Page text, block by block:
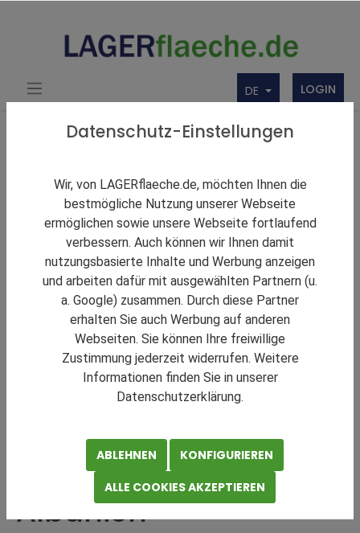
DE LOGIN
Themen Rund um Lager und LAGERflaeche.de
Gebrüder Weiss:
Neuer Standort in
Albanien
Datenschutz-Einstellungen
Wir, von LAGERflaeche.de, möchten Ihnen die
bestmögliche Nutzung unserer Webseite
ermöglichen sowie unsere Webseite fortlaufend
verbessern. Auch können wir Ihnen damit
nutzungsbasierte Inhalte und Werbung anzeigen
und arbeiten dafür mit ausgewählten Partnern (u.
a. Google) zusammen. Durch diese Partner
erhalten Sie auch Werbung auf anderen
Webseiten. Sie können Ihre freiwillige
Zustimmung jederzeit widerrufen. Weitere
Informationen finden Sie in unserer
Datenschutzerklärung.
ABLEHNEN
KONFIGURIEREN
ALLE COOKIES AKZEPTIEREN